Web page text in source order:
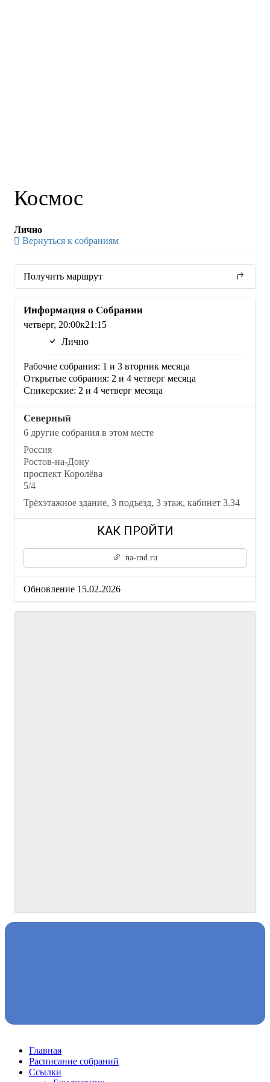
Космос
Лично
Вернуться к собраниям
Получить маршрут
Информация о Собрании
четверг, 20:00к21:15
Лично
Рабочие собрания: 1 и 3 вторник месяца
Открытые собрания: 2 и 4 четверг месяца
Спикерские: 2 и 4 четверг месяца
Северный
6 другие собрания в этом месте
Россия
Ростов-на-Дону
проспект Королёва
5/4
Трёхэтажное здание, 3 подъезд, 3 этаж, кабинет 3.34
na-rnd.ru
Обновление 15.02.2026
Главная
Расписание собраний
Ссылки